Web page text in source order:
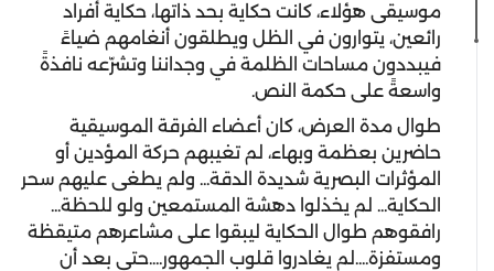
موسيقى هؤلاء، كانت حكاية بحد ذاتها، حكاية أفراد
رائعين، يتوارون في الظل ويطلقون أنغامهم ضياءً
فيبددون مساحات الظلمة في وجداننا وتشرّعه نافذةً
واسعةً على حكمة النص.
طوال مدة العرض، كان أعضاء الفرقة الموسيقية
حاضرين بعظمة وبهاء، لم تغيبهم حركة المؤدين أو
المؤثرات البصرية شديدة الدقة... ولم يطغى عليهم سحر
الحكاية... لم يخذلوا دهشة المستمعين ولو للحظة...
رافقوهم طوال الحكاية ليبقوا على مشاعرهم متيقظة
ومستفزة....لم يغادروا قلوب الجمهور....حتى بعد أن